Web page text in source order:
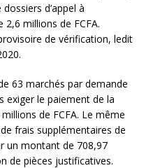
d’appel à
millions de FCFA.
de vérification, ledit
63 marchés par demande
exiger le paiement de la
de FCFA. Le même
frais supplémentaires de
un montant de 708,97
de pièces justificatives.